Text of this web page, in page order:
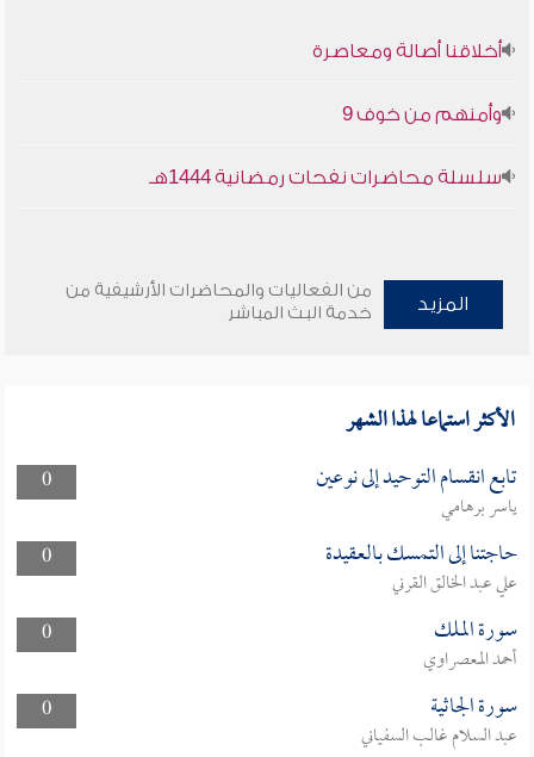
أخلاقنا أصالة ومعاصرة
وأمنهم من خوف 9
سلسلة محاضرات نفحات رمضانية 1444هـ
المزيد
من الفعاليات والمحاضرات الأرشيفية من
خدمة البث المباشر
الأكثر استماعا لهذا الشهر
0 تابع انقسام التوحيد إلى نوعين
ياسر برهامي
0
حاجتنا إلى التمسك بالعقيدة
علي عبد الخالق القرني
0
سورة الملك
أحمد المعصراوي
0
سورة الجاثية
عبد السلام غالب السفياني